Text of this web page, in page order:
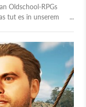
Oldschool-RPGs
tut es in unserem